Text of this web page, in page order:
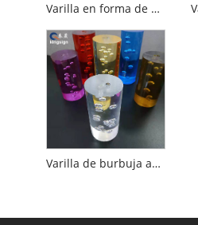
Varilla en forma de acrílico
Varilla de burbuja acrílica